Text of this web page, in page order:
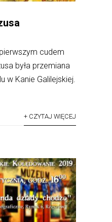
cudem
była przemiana
w Kanie Galilejskiej.
+ CZYTAJ WIĘCEJ